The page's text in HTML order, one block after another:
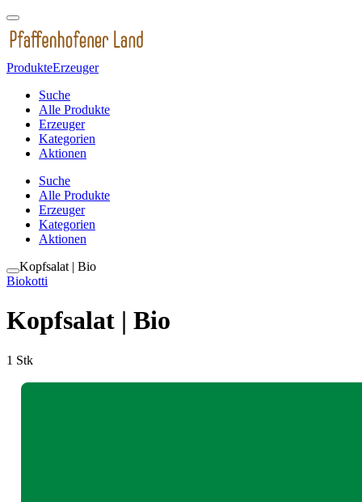
ProdukteErzeuger
Suche
Alle Produkte
Erzeuger
Kategorien
Aktionen
Suche
Alle Produkte
Erzeuger
Kategorien
Aktionen
Kopfsalat | Bio
Biokotti
Kopfsalat | Bio
1 Stk